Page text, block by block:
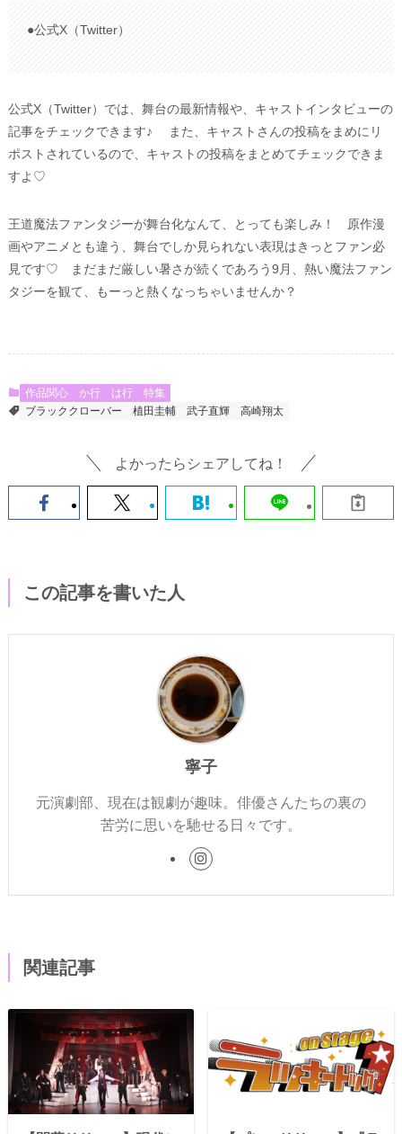
●公式X（Twitter）
公式X（Twitter）では、舞台の最新情報や、キャストインタビューの
記事をチェックできます♪ また、キャストさんの投稿をまめにリ
ポストされているので、キャストの投稿をまとめてチェックできま
すよ♡
王道魔法ファンタジーが舞台化なんて、とっても楽しみ！ 原作漫
画やアニメとも違う、舞台でしか見られない表現はきっとファン必
見です♡ まだまだ厳しい暑さが続くであろう9月、熱い魔法ファン
タジーを観て、もーっと熱くなっちゃいませんか？
作品関心 か行 は行
特集
ブラッククローバー
植田圭輔 武子直輝 高崎翔太
よかったらシェアしてね！
この記事を書いた人
寧子
元演劇部、現在は観劇が趣味。俳優さんたちの裏の
苦労に思いを馳せる日々です。
関連記事